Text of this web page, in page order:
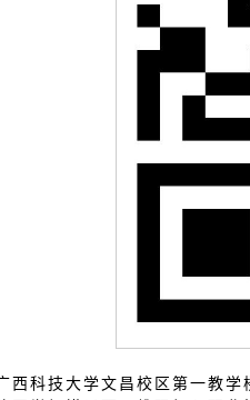
西科技大学文昌校区第一教学